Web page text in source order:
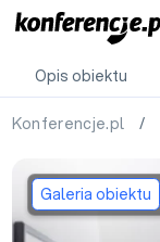
Opis obiektu
Konferencje.pl /
Galeria obiektu